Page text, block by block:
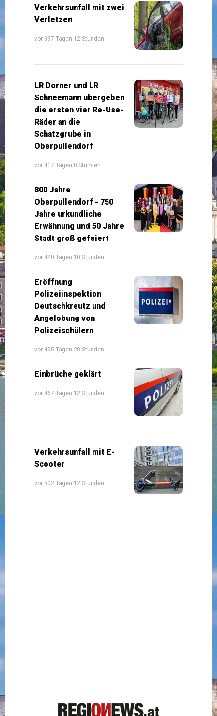
Verkehrsunfall mit zwei
Verletzen
vor 397 Tagen 12 Stunden
LR Dorner und LR
Schneemann übergeben
die ersten vier Re-Use-
Räder an die
Schatzgrube in
Oberpullendorf
vor 417 Tagen 0 Stunden
800 Jahre
Oberpullendorf - 750
Jahre urkundliche
Erwähnung und 50 Jahre
Stadt groß gefeiert
vor 440 Tagen 10 Stunden
Eröffnung
Polizeiinspektion
Deutschkreutz und
Angelobung von
Polizeischülern
vor 455 Tagen 20 Stunden
Einbrüche geklärt
vor 467 Tagen 12 Stunden
Verkehrsunfall mit E-
Scooter
vor 502 Tagen 12 Stunden